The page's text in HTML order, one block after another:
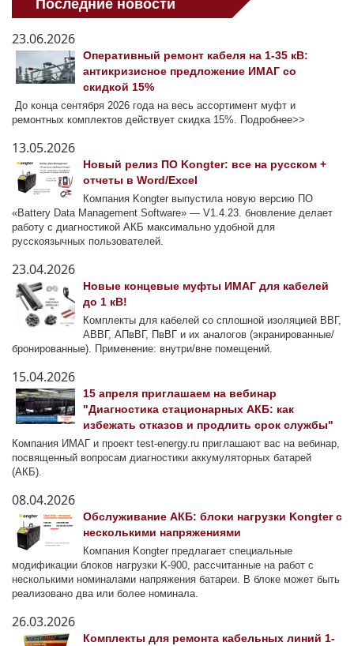
Последние новости
23.06.2026
Оперативный ремонт кабеля на 1-35 кВ:
антикризисное предложение ИМАГ со
скидкой 15%
До конца сентября 2026 года на весь ассортимент муфт и
ремонтных комплектов действует скидка 15%. Подробнее>>
13.05.2026
Новый релиз ПО Kongter: все на русском +
отчеты в Word/Excel
Компания Kongter выпустила новую версию ПО
«Battery Data Management Software» — V1.4.23. бновление делает
работу с диагностикой АКБ максимально удобной для
русскоязычных пользователей.
23.04.2026
Новые концевые муфты ИМАГ для кабелей
до 1 кВ!
Комплекты для кабелей со сплошной изоляцией ВВГ,
АВВГ, АПвВГ, ПвВГ и их аналогов (экранированные/
бронированные). Применение: внутри/вне помещений.
15.04.2026
15 апреля приглашаем на вебинар
"Диагностика стационарных АКБ: как
избежать отказов и продлить срок службы"
Компания ИМАГ и проект test-energy.ru приглашают вас на вебинар,
посвященный вопросам диагностики аккумуляторных батарей
(АКБ).
08.04.2026
Обслуживание АКБ: блоки нагрузки Kongter с
несколькими напряжениями
Компания Kongter предлагает специальные
модификации блоков нагрузки K-900, рассчитанные на работ с
несколькими номиналами напряжения батареи. В блоке может быть
реализовано два или более номинала.
26.03.2026
Комплекты для ремонта кабельных линий 1-